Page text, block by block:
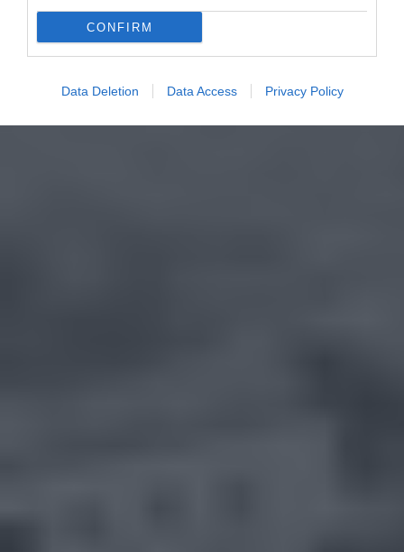
CONFIRM
Data Deletion Data Access Privacy Policy